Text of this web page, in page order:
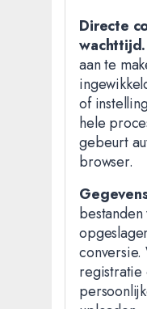
Directe
wachttijd.
aan te
of
hele
gebeurt
browser.
registratie